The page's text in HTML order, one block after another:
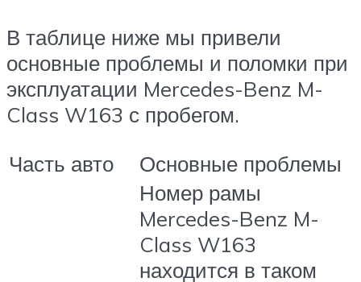
В таблице ниже мы привели
основные проблемы и поломки при
эксплуатации Mercedes-Benz M-
Class W163 с пробегом.
Часть авто
Основные проблемы
Номер рамы
Mercedes-Benz M-
Class W163
находится в таком